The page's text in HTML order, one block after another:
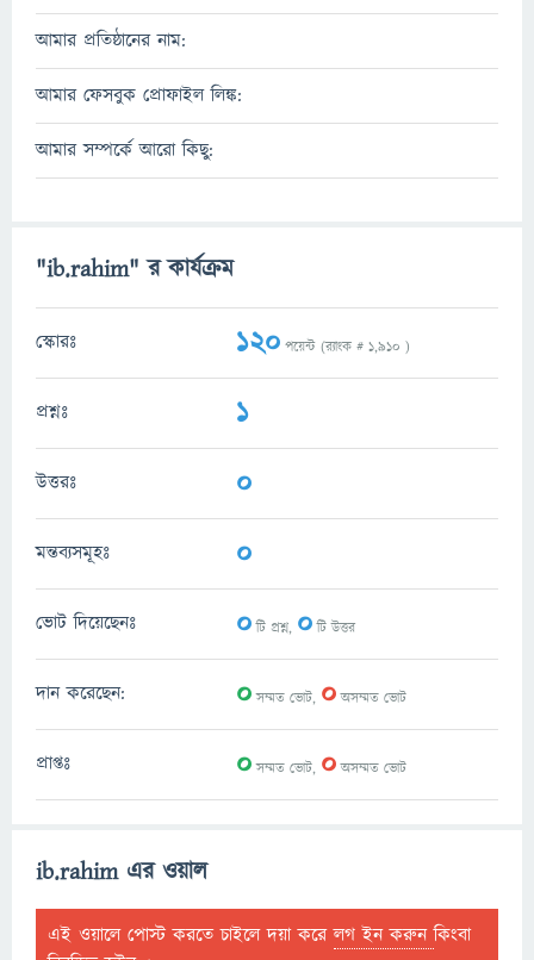
আমার প্রতিষ্ঠানের নাম:
আমার ফেসবুক প্রোফাইল লিঙ্ক:
আমার সম্পর্কে আরো কিছু:
"ib.rahim" র কার্যক্রম
স্কোরঃ 120 পয়েন্ট (র‌্যাংক # 1,910 )
প্রশ্নঃ 1
উত্তরঃ 0
মন্তব্যসমূহঃ 0
ভোট দিয়েছেনঃ 0টি প্রশ্ন, 0টি উত্তর
দান করেছেন: 0সম্মত ভোট, 0অসম্মত ভোট
প্রাপ্তঃ 0সম্মত ভোট, 0অসম্মত ভোট
ib.rahim এর ওয়াল
এই ওয়ালে পোস্ট করতে চাইলে দয়া করেলগ ইন করুনকিংবা